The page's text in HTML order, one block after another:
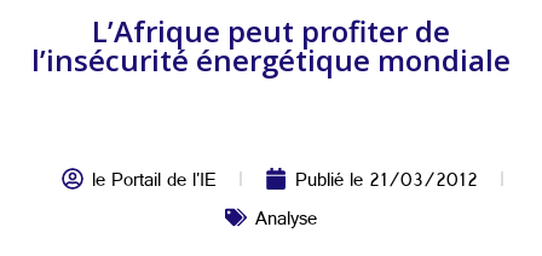
L’Afrique peut profiter de
l’insécurité énergétique mondiale
le Portail de l'IE Publié le21/03/2012
Analyse